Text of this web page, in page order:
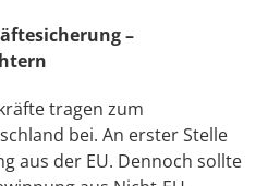
–
tragen zum
bei. An erster Stelle
aus der EU. Dennoch sollte